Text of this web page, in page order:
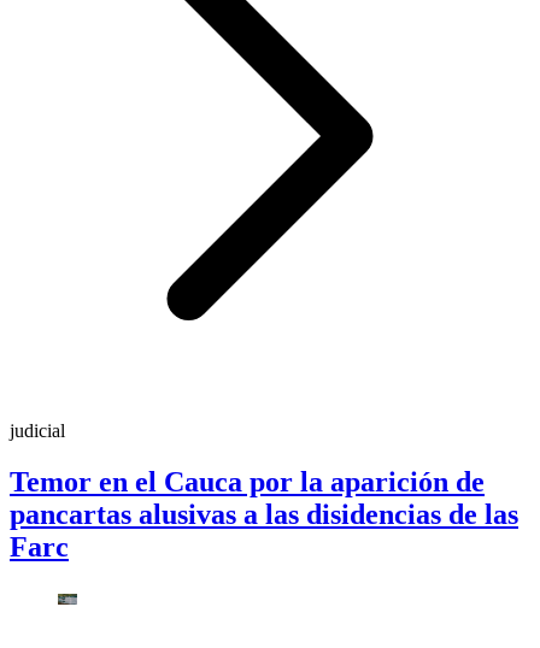
judicial
Temor en el Cauca por la aparición de
pancartas alusivas a las disidencias de las
Farc